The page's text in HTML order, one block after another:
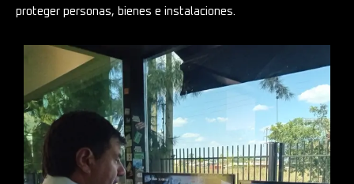
proteger personas, bienes e instalaciones.